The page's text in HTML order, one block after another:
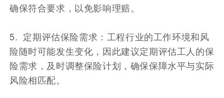
确保符合要求，以免影响理赔。
5. 定期评估保险需求：工程行业的工作环境和风
险随时可能发生变化，因此建议定期评估工人的保
险需求，及时调整保险计划，确保保障水平与实际
风险相匹配。